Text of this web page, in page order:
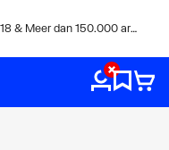
De expert sinds 1918 & Meer dan 150.000 artikelen